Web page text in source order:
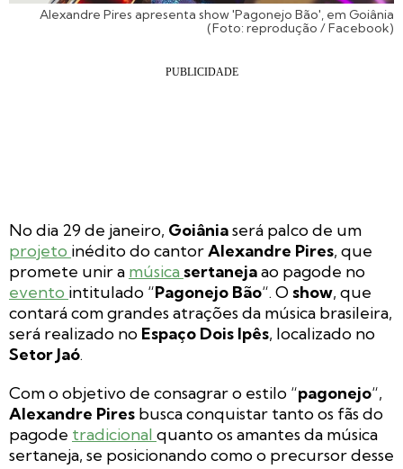
Alexandre Pires apresenta show 'Pagonejo Bão', em Goiânia
(Foto: reprodução / Facebook)
No dia 29 de janeiro, Goiâniaserá palco de um
projeto inédito do cantorAlexandre Pires, que
promete unir a músicasertanejaao pagode no
evento intitulado “Pagonejo Bão“. Oshow, que
contará com grandes atrações da música brasileira,
será realizado no Espaço Dois Ipês, localizado no
Setor Jaó.
Com o objetivo de consagrar o estilo “pagonejo“,
Alexandre Pires busca conquistar tanto os fãs do
pagode tradicional quanto os amantes da música
sertaneja, se posicionando como o precursor desse